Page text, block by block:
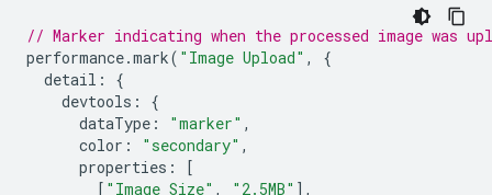
// Marker indicating when the processed image was
performance.mark( "Image Upload" ,
{
detail :
{
devtools :
{
dataType : "marker" ,
color : "secondary" ,
properties :
[
[ "Image Size" , "2.5MB" ],